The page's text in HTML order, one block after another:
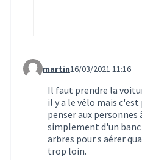
Commentaire 352 (réponse
martin16/03/2021 11:16
Il faut prendre la
il y a le vélo mais
penser aux
simplement d'un banc
arbres pour s aérer
trop loin.